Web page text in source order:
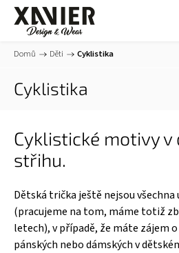
Domů / Děti / Cyklistika
Cyklistika
Cyklistické motivy v
střihu.
Dětská trička ještě nejsou
(pracujeme na tom, máme totiž
letech), v případě, že máte zájem
pánských nebo dámských v